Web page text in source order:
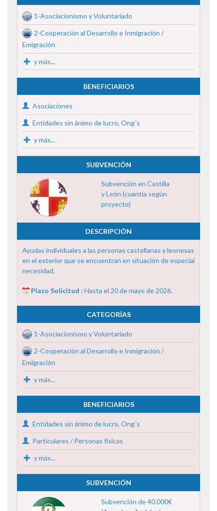
1-Asociacionismo y Voluntariado
2-Cooperación al Desarrollo e Inmigración /
Emigración
y más...
BENEFICIARIOS
Asociaciones
Entidades sin ánimo de lucro, Ong´s
y más...
SUBVENCIÓN
Subvención en Castilla
y León (cuantía según
proyecto)
DESCRIPCIÓN
Ayudas individuales a las personas castellanas y leonesas
en el exterior que se encuentran en situación de especial
necesidad.
Plazo Solicitud : Hasta el 20 de mayo de 2026.
CATEGORÍAS
1-Asociacionismo y Voluntariado
2-Cooperación al Desarrollo e Inmigración /
Emigración
y más...
BENEFICIARIOS
Entidades sin ánimo de lucro, Ong´s
Particulares / Personas físicas
y más...
SUBVENCIÓN
Subvención de 40.000€